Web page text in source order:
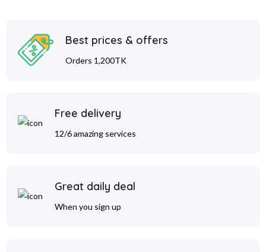
Best prices & offers
Orders 1,200TK
Free delivery
12/6 amazing services
Great daily deal
When you sign up